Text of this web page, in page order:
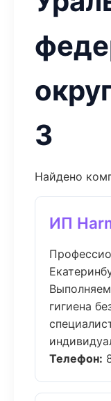
3
Найдено
ИП
гигиена
Телефон: